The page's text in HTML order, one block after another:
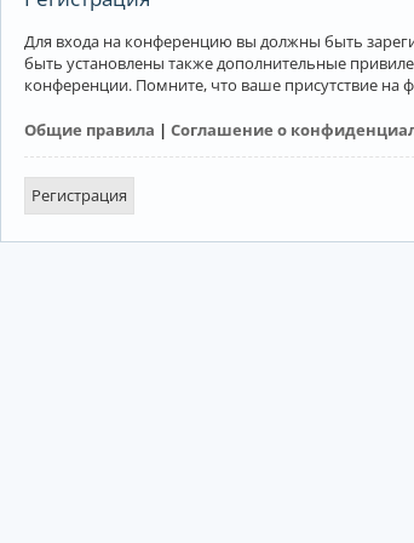
Для входа на конференцию вы должны быть
быть установлены также дополнительные
конференции. Помните, что ваше присутствие на
Общие правила | Соглашение о
Регистрация